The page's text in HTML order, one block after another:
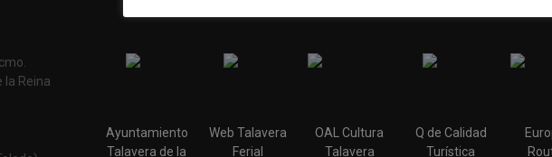
la Reina
Ayuntamiento
Talavera de la
Web Talavera
Ferial
OAL Cultura
Talavera
Q de Calidad
Turística